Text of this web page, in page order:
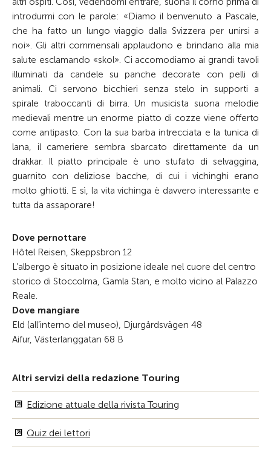
introdurmi con le parole: «Diamo il benvenuto a Pascale,
che ha fatto un lungo viaggio dalla Svizzera per unirsi a
noi». Gli altri commensali applaudono e brindano alla mia
salute esclamando «skol». Ci accomodiamo ai grandi tavoli
illuminati da candele su panche decorate con pelli di
animali. Ci servono bicchieri senza stelo in supporti a
spirale traboccanti di birra. Un musicista suona melodie
medievali mentre un enorme piatto di cozze viene offerto
come antipasto. Con la sua barba intrecciata e la tunica di
lana, il cameriere sembra sbarcato direttamente da un
drakkar. Il piatto principale è uno stufato di selvaggina,
guarnito con deliziose bacche, di cui i vichinghi erano
molto ghiotti. E sì, la vita vichinga è davvero interessante e
tutta da assaporare!
Dove pernottare
Hôtel Reisen, Skeppsbron 12
L’albergo è situato in posizione ideale nel cuore del centro
storico di Stoccolma, Gamla Stan, e molto vicino al Palazzo
Reale.
Dove mangiare
Eld (all’interno del museo), Djurgårdsvägen 48
Aifur, Västerlanggatan 68 B
Altri servizi della redazione Touring
Edizione attuale della rivista Touring
Quiz dei lettori